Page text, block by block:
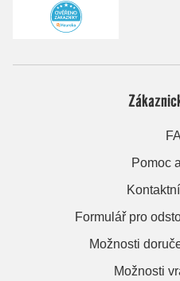
Pomoc
Formulář pro
Možnosti
Možnosti